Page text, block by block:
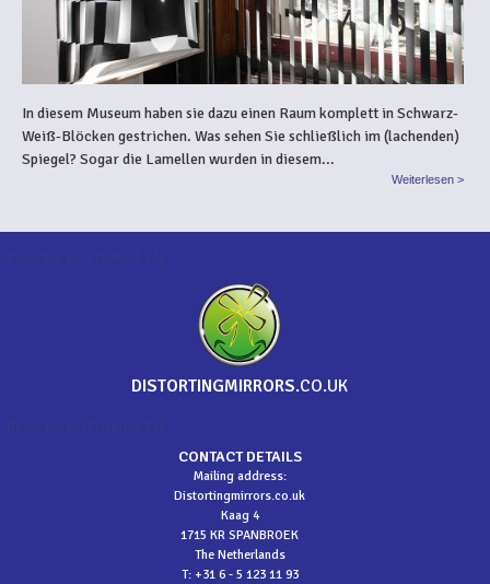
In diesem Museum haben sie dazu einen Raum komplett in Schwarz-
Weiß-Blöcken gestrichen. Was sehen Sie schließlich im (lachenden)
Spiegel? Sogar die Lamellen wurden in diesem...
Weiterlesen >
DISTORTINGMIRRORS.CO.UK
CONTACT DETAILS
Mailing address:
Distortingmirrors.co.uk
Kaag 4
1715 KR SPANBROEK
The Netherlands
T: +31 6 - 5 123 11 93